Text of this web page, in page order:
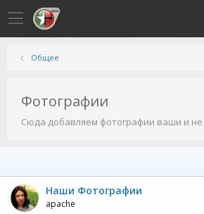
Общее
Фотографии
Сюда добавляем фотографии ваши и не
Наши Фотографии
apache